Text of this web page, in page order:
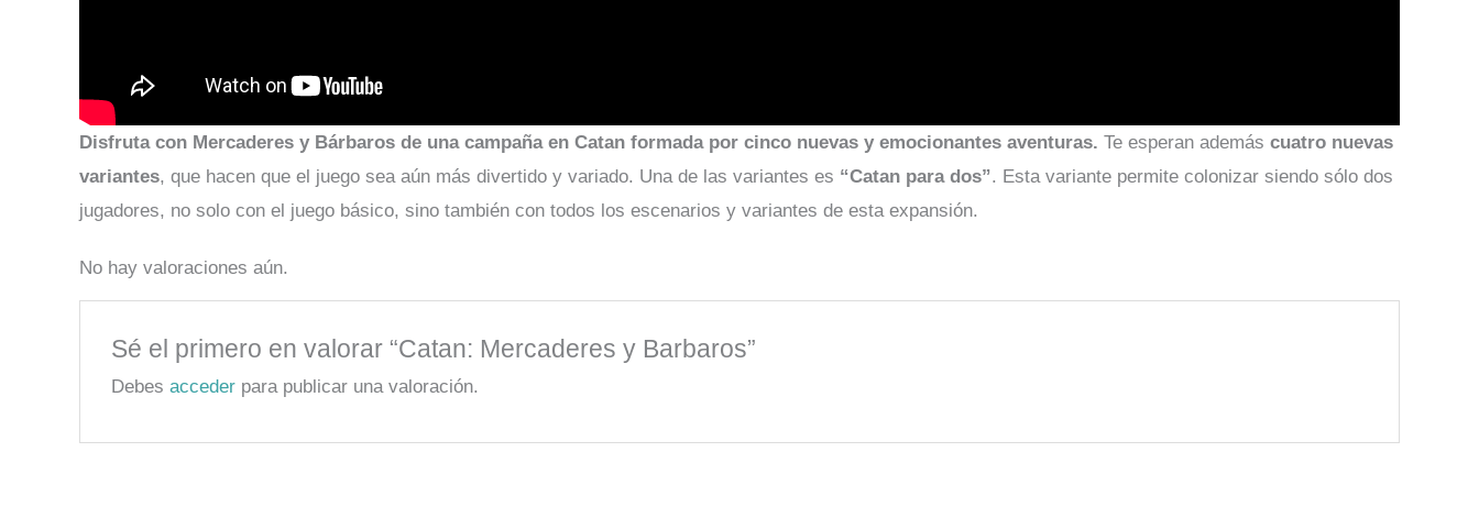
Disfruta con Mercaderes y Bárbaros de una campaña en Catan formada por cinco nuevas y emocionantes aventuras. Te esperan además cuatro nuevas
variantes, que hacen que el juego sea aún más divertido y variado. Una de las variantes es “Catan para dos”. Esta variante permite colonizar siendo sólo dos
jugadores, no solo con el juego básico, sino también con todos los escenarios y variantes de esta expansión.
No hay valoraciones aún.
Sé el primero en valorar “Catan: Mercaderes y Barbaros”
Debesacceder para publicar una valoración.